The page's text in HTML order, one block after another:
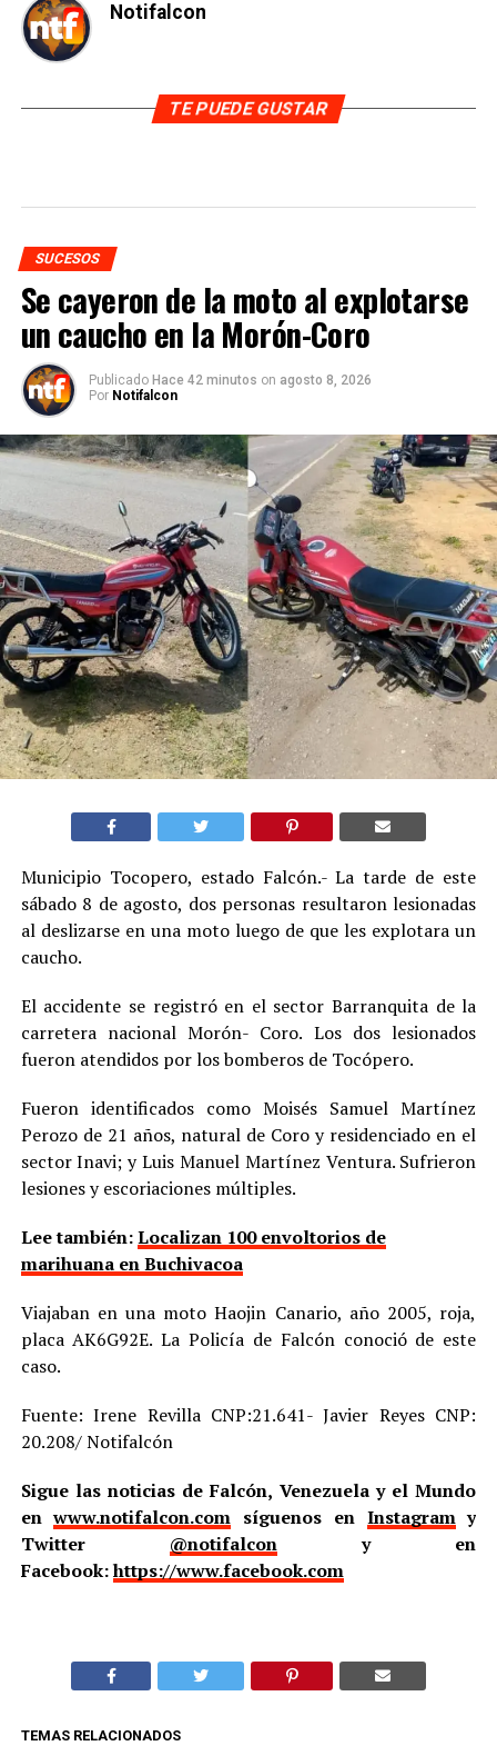
Notifalcon
TE PUEDE GUSTAR
SUCESOS
Se cayeron de la moto al explotarse
un caucho en la Morón-Coro
Publicado Hace 42 minutos on agosto 8, 2026
Por Notifalcon
Municipio Tocopero, estado Falcón.- La tarde de este
sábado 8 de agosto, dos personas resultaron lesionadas
al deslizarse en una moto luego de que les explotara un
caucho.
El accidente se registró en el sector Barranquita de la
carretera nacional Morón- Coro. Los dos lesionados
fueron atendidos por los bomberos de Tocópero.
Fueron identificados como Moisés Samuel Martínez
Perozo de 21 años, natural de Coro y residenciado en el
sector Inavi; y Luis Manuel Martínez Ventura. Sufrieron
lesiones y escoriaciones múltiples.
Lee también:Localizan 100 envoltorios de
marihuana en Buchivacoa
Viajaban en una moto Haojin Canario, año 2005, roja,
placa AK6G92E. La Policía de Falcón conoció de este
caso.
Fuente: Irene Revilla CNP:21.641- Javier Reyes CNP:
20.208/ Notifalcón
Sigue las noticias de Falcón, Venezuela y el Mundo
enwww.notifalcon.com síguenos en Instagramy
Twitter @notifalcony en
Facebook:https://www.facebook.com
TEMAS RELACIONADOS